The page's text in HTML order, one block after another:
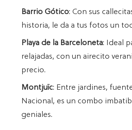
Barrio Gótico: Con sus
historia, le da a tus fotos un
Playa de la Barceloneta: Ideal
relajadas, con un airecito
precio.
Montjuïc: Entre jardines,
Nacional, es un combo
geniales.